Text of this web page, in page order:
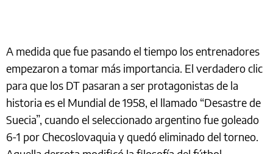
A medida que fue pasando el tiempo los entrenadores
empezaron a tomar más importancia. El verdadero clic
para que los DT pasaran a ser protagonistas de la
historia es el Mundial de 1958, el llamado “Desastre de
Suecia”, cuando el seleccionado argentino fue goleado
6-1 por Checoslovaquia y quedó eliminado del torneo.